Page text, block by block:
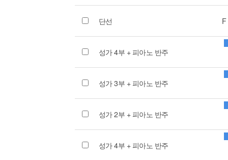
단선
성가 4부 + 피아노 반주
성가 3부 + 피아노 반주
성가 2부 + 피아노 반주
성가 4부 + 피아노 반주